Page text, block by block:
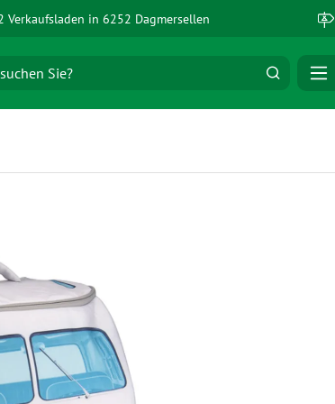
Verkaufsladen in 6252 Dagmersellen